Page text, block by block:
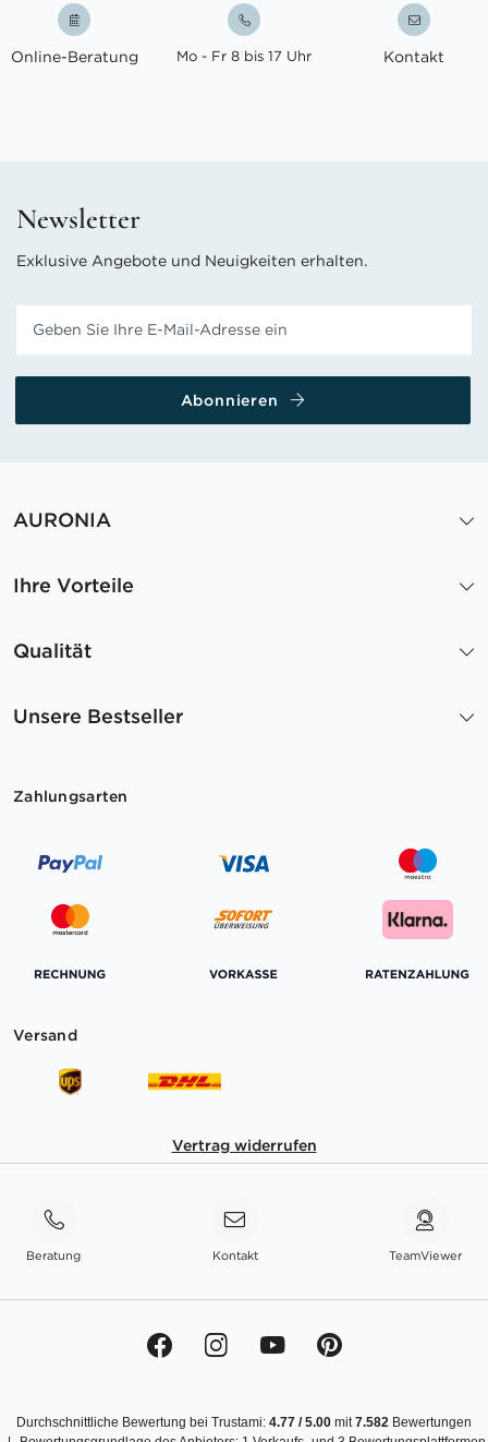
Online-Beratung Mo - Fr 8 bis 17 Uhr Kontakt
Newsletter
Exklusive Angebote und Neuigkeiten erhalten.
Abonnieren
AURONIA
Ihre Vorteile
Qualität
Unsere Bestseller
Zahlungsarten
Versand
Vertrag widerrufen
Beratung Kontakt TeamViewer
Durchschnittliche Bewertung bei Trustami: 4.77 /5.00 mit7.582 Bewertungen